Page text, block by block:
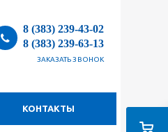
8 (383) 239-43-02
8 (383) 239-63-13
ЗАКАЗАТЬ ЗВОНОК
КОНТАКТЫ